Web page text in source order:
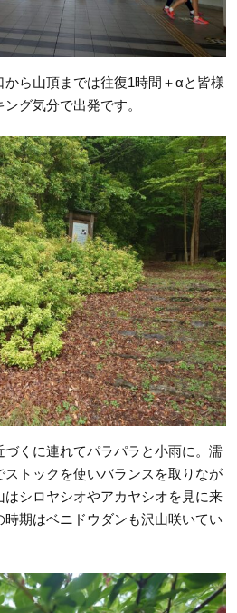
ら山頂までは往復1時間＋αと皆様
グ気分で出発です。
くに連れてパラパラと小雨に。濡
トックを使いバランスを取りなが
はシロヤシオやアカヤシオを見に来
期はベニドウダンも沢山咲いてい